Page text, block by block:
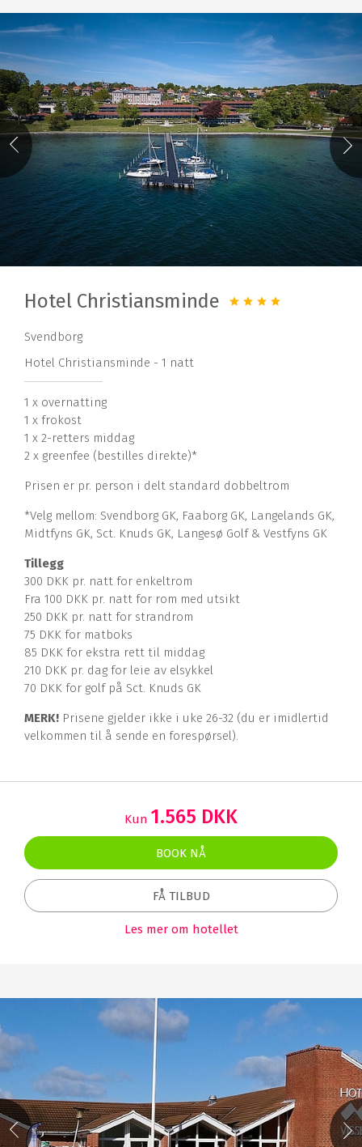
Hotel Christiansminde
Svendborg
Hotel Christiansminde - 1 natt
1 x overnatting
1 x frokost
1 x 2-retters middag
2 x greenfee (bestilles direkte)*
Prisen er pr. person i delt standard dobbeltrom
*Velg mellom: Svendborg GK, Faaborg GK, Langelands GK,
Midtfyns GK, Sct. Knuds GK, Langesø Golf & Vestfyns GK
Tillegg
300 DKK pr. natt for enkeltrom
Fra 100 DKK pr. natt for rom med utsikt
250 DKK pr. natt for strandrom
75 DKK for matboks
85 DKK for ekstra rett til middag
210 DKK pr. dag for leie av elsykkel
70 DKK for golf på Sct. Knuds GK
MERK! Prisene gjelder ikke i uke 26-32 (du er imidlertid
velkommen til å sende en forespørsel).
Kun 1.565 DKK
BOOK NÅ
FÅ TILBUD
Les mer om hotellet